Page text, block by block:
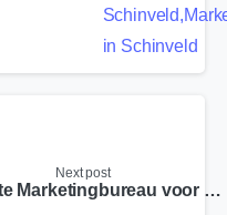
Next post
Het Beste Marketingbureau voor Boschpoort